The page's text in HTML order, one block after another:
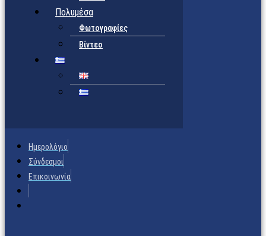
Πολυμέσα
Φωτογραφίες
Βίντεο
Ημερολόγιο
Σύνδεσμοι
Επικοινωνία